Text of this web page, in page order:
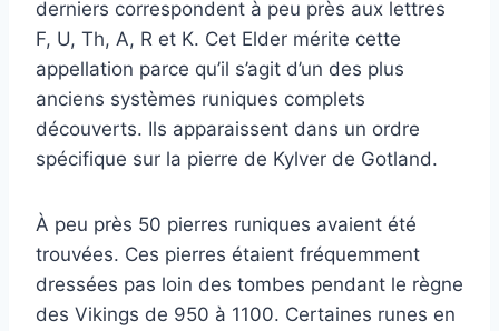
derniers correspondent à peu près aux lettres
F, U, Th, A, R et K. Cet Elder mérite cette
appellation parce qu’il s’agit d’un des plus
anciens systèmes runiques complets
découverts. Ils apparaissent dans un ordre
spécifique sur la pierre de Kylver de Gotland.
À peu près 50 pierres runiques avaient été
trouvées. Ces pierres étaient fréquemment
dressées pas loin des tombes pendant le règne
des Vikings de 950 à 1100. Certaines runes en